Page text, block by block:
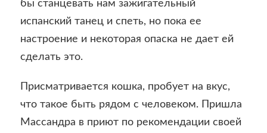
бы станцевать нам зажигательный
испанский танец и спеть, но пока ее
настроение и некоторая опаска не дает ей
сделать это.
Присматривается кошка, пробует на вкус,
что такое быть рядом с человеком. Пришла
Массандра в приют по рекомендации своей